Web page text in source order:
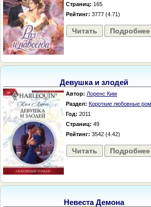
Страниц: 165
Рейтинг: 3777 (4.71)
Читать Подробнее
Девушка и злодей
Автор: Лоренс Ким
Раздел: Короткие любовные
Год: 2011
Страниц: 49
Рейтинг: 3542 (4.42)
Читать Подробнее
Невеста Демона